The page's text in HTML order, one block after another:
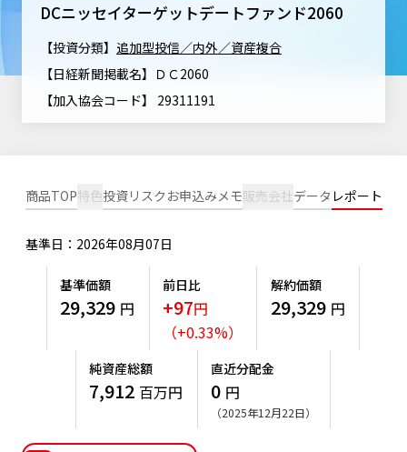
決算カレンダー
海外休日カレンダー
投資信託新商品のご案内
ちょこっと3分！ファンドシアター
こだわりのインデックスファンド 購入・換金手数料なしシ
リーズ
確定拠出年金について
確定拠出年金制度について
確定拠出年金での商品の選び方について
大関 洋の「十字路」
コラム
ファンドレポート
Nダイレクト
NAMシティ
お問い合わせ
よくあるご質問
サステナビリティTOP
サステナビリティ経営
SDGsとは？
特別対談
サステナビリティ経営基本方針
サステナビリティ推進体制
ニッセイアセットの重要課題
サステナビリティへの取り組み
サステナビリティレポート
サステナブル投資
ニッセイアセットについて
ニッセイアセットについてTOP
採用情報
公式キャラクターのご紹介
最新情報 法人のお客さま
採用情報 English
検索したいキーワードを入力してください。
資産形成はじめるなら
DCニッセイターゲットデートファンド2060
【投資分類】 追加型投信／内外／資産複合
【日経新聞掲載名】ＤＣ2060
【加入協会コード】 29311191
商品TOP特色投資リスク お申込みメモ販売会社データ レポート
基準日：2026年08月07日
基準価額
29,329 円
前日比
+97円
（+0.33%）
解約価額
29,329 円
純資産総額
7,912 百万円
直近分配金
0 円
（2025年12月22日）